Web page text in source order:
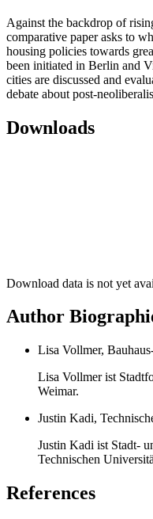
Against the backdrop of
comparative paper asks to
housing policies towards
been initiated in Berlin and
cities are discussed and
debate about post-
Downloads
Download data is not yet
Author
Lisa Vollmer,
Lisa Vollmer ist
Weimar.
Justin Kadi,
Justin Kadi ist Stadt-
Technischen
References